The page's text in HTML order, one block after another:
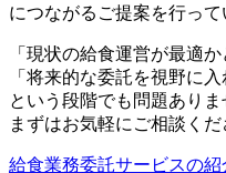
につながるご提案を行って
「現状の給食運営が最適
「将来的な委託を視野に
という段階でも問題ありま
まずはお気軽にご相談くだ
給食業務委託サービスの